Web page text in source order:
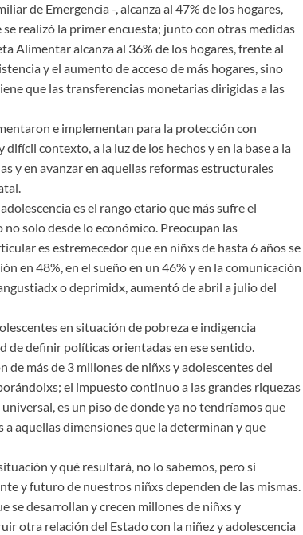
de Emergencia -, alcanza al 47% de los hogares,
realizó la primer encuesta; junto con otras medidas
Alimentar alcanza al 36% de los hogares, frente al
y el aumento de acceso de más hogares, sino
que las transferencias monetarias dirigidas a las
e implementan para la protección con
contexto, a la luz de los hechos y en la base a la
y en avanzar en aquellas reformas estructurales
es el rango etario que más sufre el
solo desde lo económico. Preocupan las
es estremecedor que en niñxs de hasta 6 años se
en 48%, en el sueño en un 46% y en la comunicación
o deprimidx, aumentó de abril a julio del
en situación de pobreza e indigencia
de definir políticas orientadas en ese sentido.
más de 3 millones de niñxs y adolescentes del
el impuesto continuo a las grandes riquezas
es un piso de donde ya no tendríamos que
aquellas dimensiones que la determinan y que
y qué resultará, no lo sabemos, pero si
y futuro de nuestros niñxs dependen de las mismas.
se desarrollan y crecen millones de niñxs y
otra relación del Estado con la niñez y adolescencia